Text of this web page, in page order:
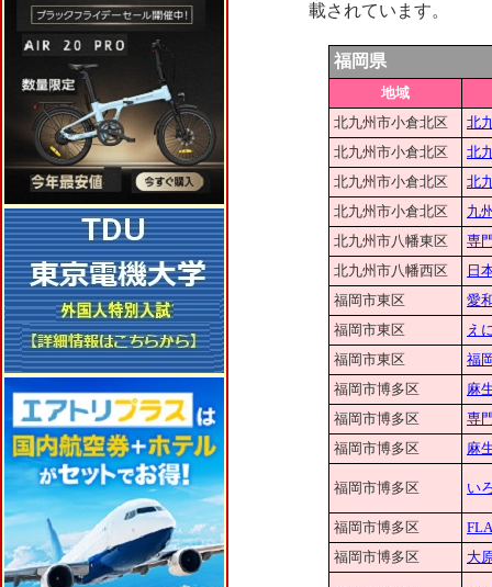
載されています。
福岡県
地域
北九州市小倉北区
北
北九州市小倉北区
北
北九州市小倉北区
北
北九州市小倉北区
九
北九州市八幡東区
専
北九州市八幡西区
日
福岡市東区
愛
福岡市東区
え
福岡市東区
福
福岡市博多区
麻
福岡市博多区
専
福岡市博多区
麻
福岡市博多区 い
福岡市博多区
福岡市博多区
大